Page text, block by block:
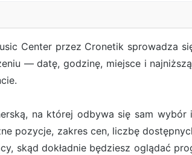
Center przez Cronetik sprowadza
— datę, godzinę, miejsce i
na której odbywa się sam wybór
pozycje, zakres cen, liczbę
skąd dokładnie będziesz oglądać